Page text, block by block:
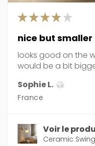
★★★★ ★
nice but
looks good on the
would be a bit
Sophie L.
France
Voir le
Ceramic Swing